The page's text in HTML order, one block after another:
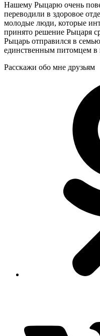
Нашему Рыцарю очень
переводили в здоровое
молодые люди, которые
принято решение Рыцаря
Рыцарь отправился в
единственным питомцем в
Расскажи обо мне друзьям